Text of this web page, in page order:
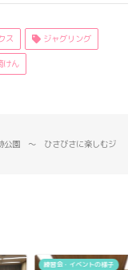
ス ジャグリング
ん
跡公園 ～ ひさびさに楽しむジ
練習会・イベントの様子